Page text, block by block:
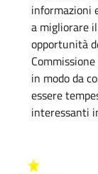
informazioni
a migliorare
opportunità
in modo da
essere
interessanti
Immagine: